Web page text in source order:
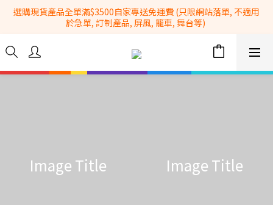
全港No.1一站式設備租售及採購服務供應商
選購現貨產品全單滿$3500自家專送免運費 (只限網站落單, 不適用
於急單, 訂制產品, 屏風, 籠車, 舞台等)
info@hkbasket.com
Image Title Image Title